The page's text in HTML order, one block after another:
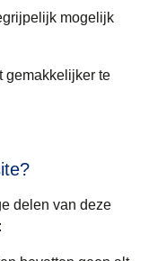
mogelijk
gemakkelijker te
delen van deze